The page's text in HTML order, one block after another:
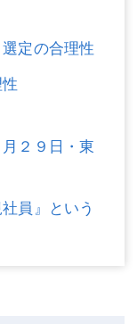
定の合理性
２９日・東
員』という